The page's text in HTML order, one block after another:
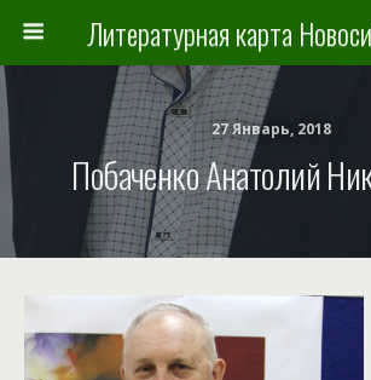
27 Январь, 2018
Побаченко Анатолий